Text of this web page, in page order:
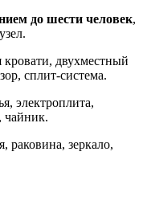
до шести человек,
кровати, двухместный
сплит-система.
электроплита,
чайник.
раковина, зеркало,